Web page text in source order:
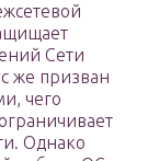
Сети
же призван
чего
Однако